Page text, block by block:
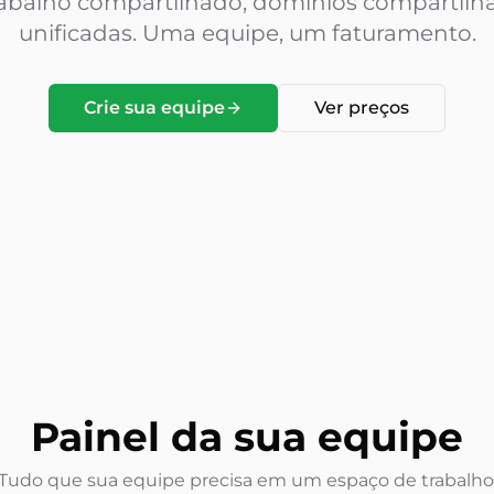
unificadas. Uma equipe, um faturamento.
Crie sua equipe Ver preços
Painel da sua equipe
que sua equipe precisa em um espaço de